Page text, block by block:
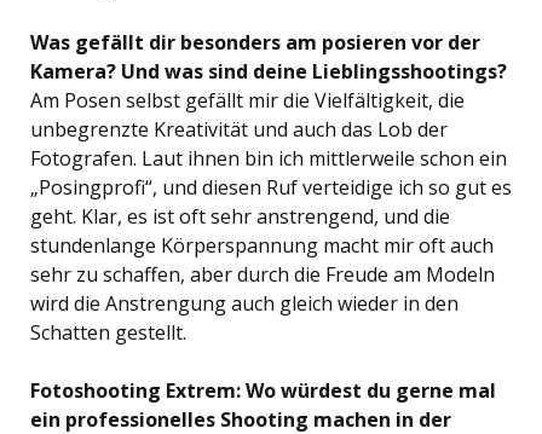
Was gefällt dir besonders am posieren vor der
Kamera? Und was sind deine Lieblingsshootings?
Am Posen selbst gefällt mir die Vielfältigkeit, die
unbegrenzte Kreativität und auch das Lob der
Fotografen. Laut ihnen bin ich mittlerweile schon ein
„Posingprofi“, und diesen Ruf verteidige ich so gut es
geht. Klar, es ist oft sehr anstrengend, und die
stundenlange Körperspannung macht mir oft auch
sehr zu schaffen, aber durch die Freude am Modeln
wird die Anstrengung auch gleich wieder in den
Schatten gestellt.
Fotoshooting Extrem: Wo würdest du gerne mal
ein professionelles Shooting machen in der